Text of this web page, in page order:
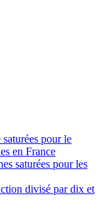
saturées pour les
divisé par dix et